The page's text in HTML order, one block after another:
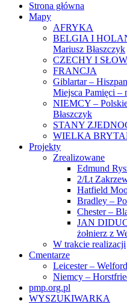
Strona główna
Mapy
AFRYKA
BELGIA I
Mariusz Błaszczyk
CZECHY I
FRANCJA
Giblartar –
Miejsca Pamięci –
NIEMCY –
Błaszczyk
STANY
WIELKA
Projekty
Zrealizowane
Edmund
2/Lt
Hatfield
Bradley –
Chester –
JAN
żołnierz z
W trakcie realizacji
Cmentarze
Leicester –
Niemcy –
pmp.org.pl
WYSZUKIWARKA